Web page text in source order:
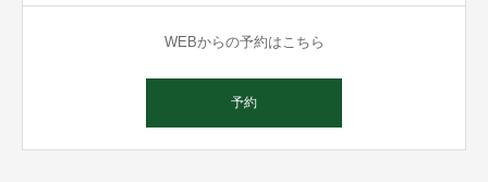
WEBからの予約はこちら
予約